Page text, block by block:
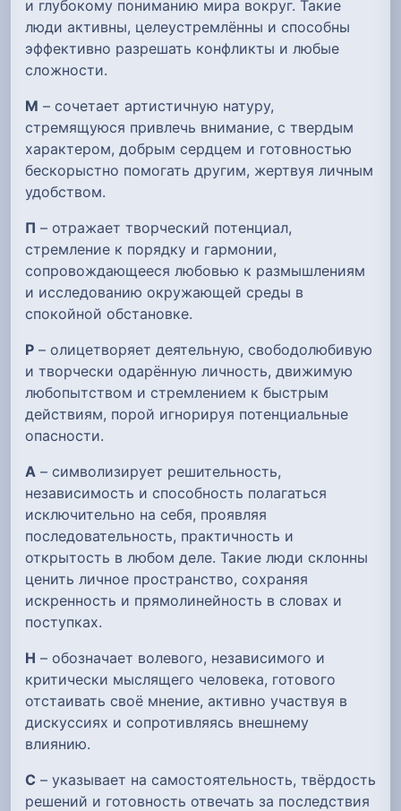
и глубокому пониманию мира вокруг. Такие
люди активны, целеустремлённы и способны
эффективно разрешать конфликты и любые
сложности.
М – сочетает артистичную натуру,
стремящуюся привлечь внимание, с твердым
характером, добрым сердцем и готовностью
бескорыстно помогать другим, жертвуя личным
удобством.
П – отражает творческий потенциал,
стремление к порядку и гармонии,
сопровождающееся любовью к размышлениям
и исследованию окружающей среды в
спокойной обстановке.
Р – олицетворяет деятельную, свободолюбивую
и творчески одарённую личность, движимую
любопытством и стремлением к быстрым
действиям, порой игнорируя потенциальные
опасности.
А – символизирует решительность,
независимость и способность полагаться
исключительно на себя, проявляя
последовательность, практичность и
открытость в любом деле. Такие люди склонны
ценить личное пространство, сохраняя
искренность и прямолинейность в словах и
поступках.
Н – обозначает волевого, независимого и
критически мыслящего человека, готового
отстаивать своё мнение, активно участвуя в
дискуссиях и сопротивляясь внешнему
влиянию.
С – указывает на самостоятельность, твёрдость
решений и готовность отвечать за последствия